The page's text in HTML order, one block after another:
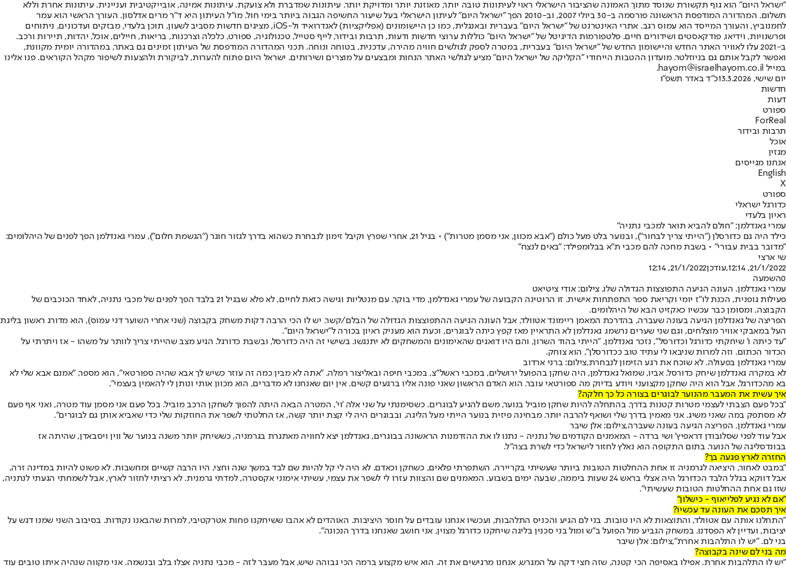
"ישראל היום" הוא גוף תקשורת שנוסד מתוך האמונה שהציבור הישראלי ראוי לעיתונות טובה יותר, מאוזנת יותר ומדויקת יותר. עיתונות שמדברת ולא צועקת. עיתונות אמינה, אובייקטיבית ועניינית. עיתונות אחרת וללא
תשלום. המהדורה המודפסת הראשונה פורסמה ב-30 ביולי 2007, וב-2010 הפך "ישראל היום" לעיתון הישראלי בעל שיעור החשיפה הגבוה ביותר בימי חול. מו"ל העיתון היא ד"ר מרים אדלסון. העורך הראשי הוא עמר
לחמנוביץ, והעורך המייסד הוא עמוס רגב. אתרי האינטרנט של "ישראל היום" בעברית ובאנגלית, כמו כן היישומונים (אפליקציות) לאנדרואיד ול-iOS, מציגים חדשות מסביב לשעון, תוכן בלעדי, מבזקים ועדכונים, ניתוחים
ופרשנויות, וידיאו, פודקאסטים ושידורים חיים. פלטפורמות הדיגיטל של "ישראל היום" כוללות ערוצי חדשות ודעות, תרבות ובידור, לייף סטייל, טכנולוגיה, ספורט, כלכלה וצרכנות, בריאות, חיילים, אוכל, יהדות, תיירות ורכב.
ב-2021 עלו לאוויר האתר החדש והיישומון החדש של "ישראל היום" בעברית, במטרה לספק לגולשים חוויה מהירה, עדכנית, בטוחה ונוחה. תכני המהדורה המודפסת של העיתון זמינים גם באתר, במהדורה יומית מקוונת,
ואפשר לקבל אותם גם בניוזלטר. מועדון ההטבות הייחודי "הקליקה של ישראל היום" מציע לגולשי האתר הנחות ומבצעים על מוצרים ושירותים. ישראל היום פתוח להערות, לביקורת ולהצעות לשיפור מקהל הקוראים. פנו אלינו
במייל hayom@israelhayom.co.il.
יום שישי, 13.3.2026
כ"ד באדר תשפ"ו
חדשות
דעות
ספורט
ForReal
תרבות ובידור
אוכל
מגזין
אנחנו מגייסים
English
X
ספורט
כדורגל ישראלי
ראיון בלעדי
עמרי גאנדלמן: "חולם להביא תואר למכבי נתניה"
כילד היה גם כדורסלן ("הייתי צריך לבחור"), ובנוער בלט מעל כולם ("אבא מכוון, אני מסמן מטרות") • בגיל 21, אחרי שפרץ וקיבל זימון לנבחרת כשהוא בדרך לגזור חוגר ("הגשמת חלום"), עמרי גאנדלמן הפך לפנים של היהלומים:
"מדובר בבית עבורי" • בשבת מחכה להם מכבי ת"א בבלומפילד: "באים לנצח"
שי ארצי
21/1/2022, 12:14
,עודכן21/1/2022, 12:14
0השמעה
עמרי גאנדלמן. העונה הגיעה התפוצצות הגדולה שלו, צילום: אודי ציטיאט
פעילות גופנית, הכנת לו"ז יומי וקריאת ספר התפתחות אישית. זו הרוטינה הקבועה של עמרי גאנדלמן, מדי בוקר. עם מנטליות וגישה כזאת לחיים, לא פלא שבגיל 21 בלבד הפך לפנים של מכבי נתניה, לאחד הכוכבים של
הקבוצה, ומסומן כבר עכשיו כאקזיט הבא של היהלומים.
הפריצה של גאנדלמן הגיעה בעונה שעברה, בהדרכת המאמן ריימונד אטוולד, אבל העונה הגיעה ההתפוצצות הגדולה של הבלם/קשר. יש לו הכי הרבה דקות משחק בקבוצה (שני אחרי השוער דני עמוס), הוא מדורג ראשון בליגת
העל במאבקי אוויר מוצלחים, וגם שני שערים נרשמו. גאנדלמן לא התראיין מאז קפץ כיתה לבוגרים, וכעת הוא מעניק ראיון בכורה ל"ישראל היום".
"עד כיתה ו' שיחקתי כדורגל וכדורסל", נזכר גאנדלמן, "הייתי בהוד השרון, והם היו דואגים שהאימונים והמשחקים לא יתנגשו. בשישי זה היה כדורסל, ובשבת כדורגל. הגיע מצב שהייתי צריך לוותר על משהו - אז ויתרתי על
הכדור הכתום. וזה למרות שניבאו לי עתיד טוב ככדורסלן", הוא צוחק.
עמרי גאנדלמן בפעולה. לא שוכח את רגע הזימון לנבחרת,צילום: ברני ארדוב
לא במקרה גאנדלמן שיחק כדורסל. אביו, שמואל גאנדלמן, היה שחקן בהפועל ירושלים, במכבי ראשל"צ, במכבי חיפה ובאליצור רמלה. "אתה לא מבין כמה זה עוזר כשיש לך אבא שהיה ספורטאי", הוא מספר, "אמנם אבא שלי לא
בא מהכדורגל, אבל הוא היה שחקן מקצועני ויודע בדיוק מה ספורטאי עובר. הוא האדם הראשון שאני פונה אליו ברגעים קשים. אין יום שאנחנו לא מדברים, הוא מכוון אותי ונותן לי להאמין בעצמי".
איך עשית את המעבר מהנוער לבוגרים בצורה כל כך חלקה?
"בכל פעם הצבתי לעצמי מטרות קטנות בדרך. בהתחלה להיות שחקן מוביל בנוער, משם להגיע לבוגרים. כשסימנתי על שני אלה 'וי', המטרה הבאה היתה להפוך לשחקן הרכב מוביל. בכל פעם אני מסמן עוד מטרה, ואני אף פעם
לא מסתפק במה שאני משיג. אני מאמין בדרך שלי ושואף להרבה יותר. מבחינה פיזית בנוער הייתי מעל הליגה, ובבוגרים היה לי קצת יותר קשה, אז החלטתי לשפר את החוזקות שלי כדי שאביא אותן גם לבוגרים".
עמרי גאנדלמן. הפריצה הגיעה בעונה שעברה,צילום: אלן שיבר
אבל עוד לפני שסלובודן דראפיץ' ושי ברדה - המאמנים הקודמים של נתניה - נתנו לו את ההזדמנות הראשונה בבוגרים, גאנדלמן יצא לחוויה מאתגרת בגרמניה, כששיחק יותר משנה בנוער של ווין ויסבאדן, שהיתה אז
בבונדסליגה של הנוער. בתום התקופה הוא נאלץ לחזור לישראל כדי לשרת בצה"ל.
החזרה לארץ פגעה בך?
"במבט לאחור, היציאה לגרמניה זו אחת ההחלטות הטובות ביותר שעשיתי בקריירה. השתפרתי פלאים, כשחקן וכאדם. לא היה לי קל להיות שם לבד במשך שנה וחצי, היו הרבה קשיים ומחשבות. לא פשוט להיות במדינה זרה,
אבל דווקא בגלל הלבד הכדורגל היה אצלי בראש 24 שעות ביממה, שבעה ימים בשבוע. המאמנים שם והצוות עזרו לי לשפר את עצמי, עשיתי אימוני אקסטרה, למדתי גרמנית. לא רציתי לחזור לארץ, אבל לשמחתי הגעתי לנתניה,
שזו גם אחת ההחלטות הטובות שעשיתי".
"אם לא נגיע לפלייאוף - כישלון"
איך תסכם את העונה עד עכשיו?
"התחלנו אותה עם אטוולד, והתוצאות לא היו טובות. בני לם הגיע והכניס התלהבות, ועכשיו אנחנו עובדים על חוסר היציבות. האוהדים לא אהבו ששיחקנו פחות אטרקטיבי, למרות שהבאנו נקודות. בסיבוב השני שמנו דגש על
יציבות, ועדיין לא הפסדנו. במשחק הגביע מול הפועל ב"ש ומול בני סכנין בליגה שיחקנו כדורגל מצוין, אני חושב שאנחנו בדרך הנכונה".
בני לם. "יש לו התלהבות אחרת",צילום: אלן שיבר
מה בני לם שינה בקבוצה?
"יש לו התלהבות אחרת. אפילו באסיפה הכי קטנה, שזה חצי דקה על המגרש, אנחנו מרגישים את זה. הוא איש מקצוע ברמה הכי גבוהה שיש, אבל מעבר לזה - מכבי נתניה אצלו בלב ובנשמה. אני מקווה שנהיה איתו טובים עוד